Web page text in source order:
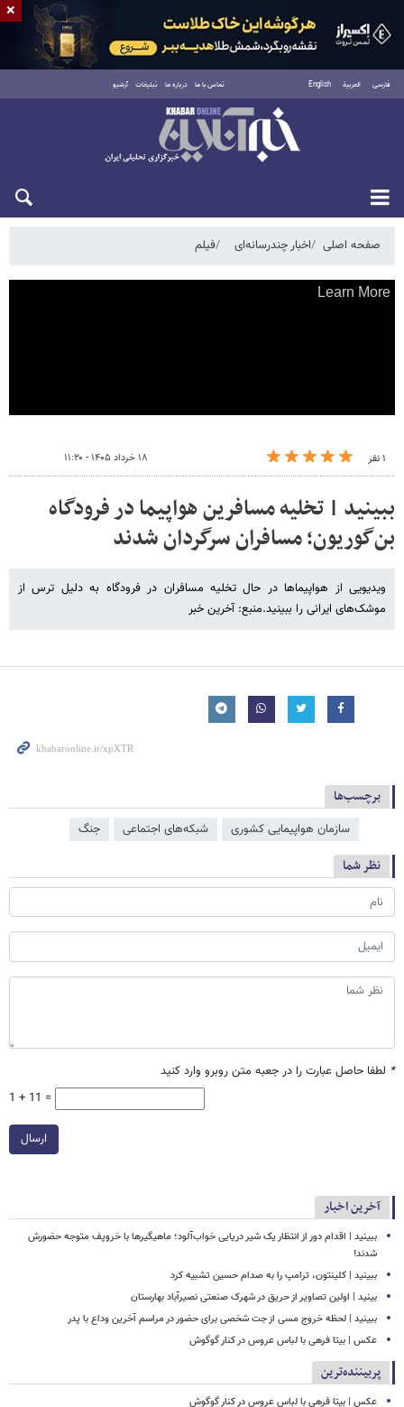
فارسی العربية English تماس با ما درباره ما تبلیغات آرشیو
یکشنبه ۱۸ مرداد ۱۴۰۵
صفحه اصلی اخبار چندرسانه‌ای فیلم
۱ نفر ۱۸ خرداد ۱۴۰۵ - ۱۱:۲۰
ببینید | تخلیه مسافرین هواپیما در فرودگاه
بن‌گوریون؛ مسافران سرگردان شدند
ویدیویی از هواپیماها در حال تخلیه مسافران در فرودگاه به دلیل ترس از
موشک‌های ایرانی را ببینید.منبع: آخرین خبر
برچسب‌ها
سازمان هواپیمایی کشوری شبکه‌‌های اجتماعی جنگ
نظر شما
* لطفا حاصل عبارت را در جعبه متن روبرو وارد کنید
1 + 11 =
ارسال
آخرین اخبار
ببینید | اقدام دور از انتظار یک شیر دریایی خواب‌آلود؛ ماهیگیرها با خروپف متوجه حضورش
شدند!
ببینید | کلینتون، ترامپ را به صدام حسین تشبیه کرد
بینید | اولین تصاویر از حریق در شهرک صنعتی نصیرآباد بهارستان
ببینید | لحظه خروج مسی از جت شخصی برای حضور در مراسم آخرین وداع با پدر
عکس | بیتا فرهی با لباس عروس در کنار گوگوش
پربیننده‌ترین
عکس | بیتا فرهی با لباس عروس در کنار گوگوش
×